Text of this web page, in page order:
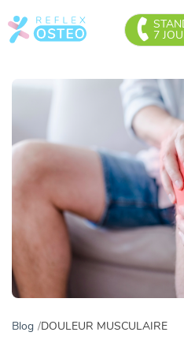
7
Blog DOULEUR MUSCULAIRE